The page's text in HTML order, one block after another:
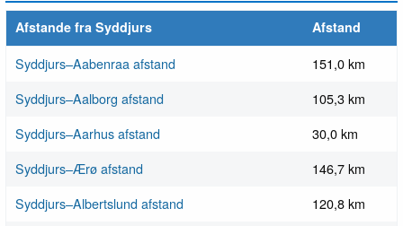
Afstande fra Syddjurs Afstand
Syddjurs–Aabenraa afstand
151,0 km
Syddjurs–Aalborg afstand
105,3 km
Syddjurs–Aarhus afstand
30,0 km
Syddjurs–Ærø afstand
146,7 km
Syddjurs–Albertslund afstand
120,8 km